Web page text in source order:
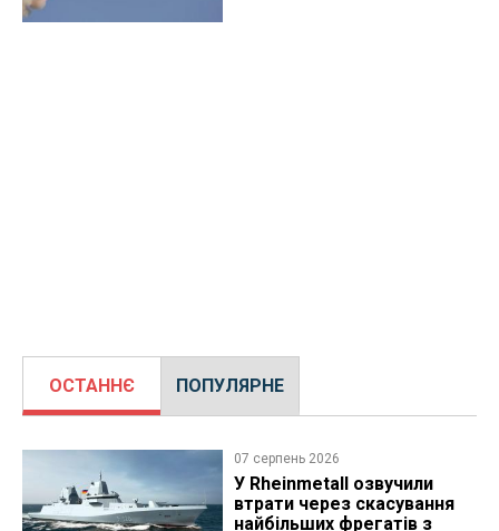
ОСТАННЄ ПОПУЛЯРНЕ
07 серпень 2026
У Rheinmetall озвучили
втрати через скасування
найбільших фрегатів з